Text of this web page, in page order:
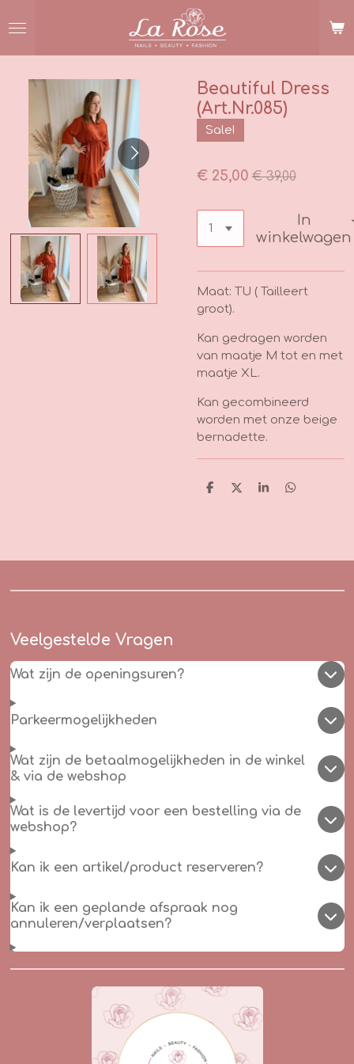
direct
hoofdinhoud
Beautiful Dress
(Art.Nr.085)
Sale!
€ 25,00 € 39,00
In
winkelwagen
Maat: TU ( Tailleert
groot).
Kan gedragen worden
van maatje M tot en met
maatje XL.
Kan gecombineerd
worden met onze beige
bernadette.
D
D
S
D
Veelgestelde Vragen
Wat zijn de openingsuren?
Parkeermogelijkheden
Wat zijn de betaalmogelijkheden in de winkel
& via de webshop
Wat is de levertijd voor een bestelling via de
webshop?
Kan ik een artikel/product reserveren?
Kan ik een geplande afspraak nog
annuleren/verplaatsen?